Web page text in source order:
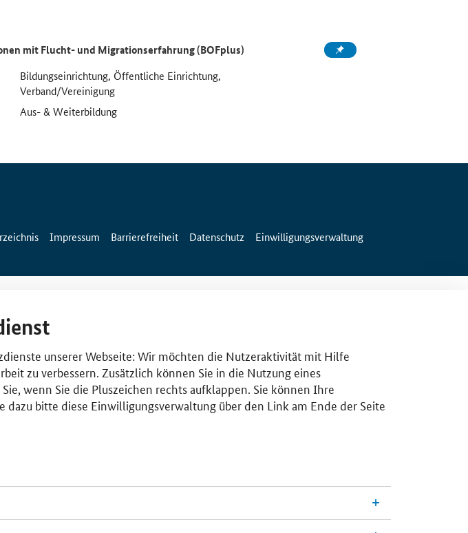
mit Flucht- und Migrationserfahrung (BOFplus)
Bildungseinrichtung, Öffentliche Einrichtung,
Verband/Vereinigung
Aus- & Weiterbildung
Impressum Barrierefreiheit Datenschutz Einwilligungsverwaltung
unserer Webseite: Wir möchten die Nutzeraktivität mit Hilfe
zu verbessern. Zusätzlich können Sie in die Nutzung eines
wenn Sie die Pluszeichen rechts aufklappen. Sie können Ihre
bitte diese Einwilligungsverwaltung über den Link am Ende der Seite